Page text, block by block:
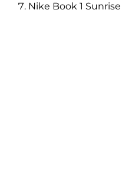
Nike Book 1 Sunrise